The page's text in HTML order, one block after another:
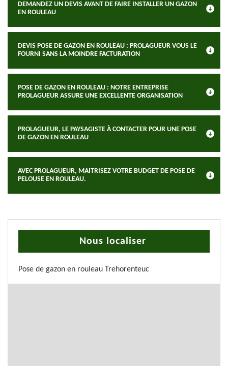
DEMANDEZ UN DEVIS AVANT DE FAIRE INSTALLER UN GAZON
EN ROULEAU
DEVIS POSE DE GAZON EN ROULEAU : PROLAGUEUR VOUS LE
FOURNI SANS LA MOINDRE FACTURATION
POSE DE GAZON EN ROULEAU : NOTRE ENTREPRISE
PROLAGUEUR ASSURE UNE EXCELLENTE ORGANISATION
PROLAGUEUR, LE PAYSAGISTE À CONTACTER POUR UNE POSE
DE GAZON EN ROULEAU
AVEC PROLAGUEUR, MAITRISEZ VOTRE BUDGET DE POSE DE
PELOUSE EN ROULEAU.
Nous localiser
Pose de gazon en rouleau Trehorenteuc